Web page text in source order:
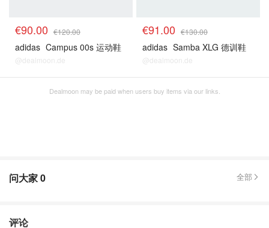
€90.00 €120.00
adidas Campus 00s 运动鞋
@dealmoon.de
€91.00 €130.00
adidas Samba XLG 德训鞋
@dealmoon.de
Dealmoon may be paid when users buy items via our links.
问大家0 全部
评论